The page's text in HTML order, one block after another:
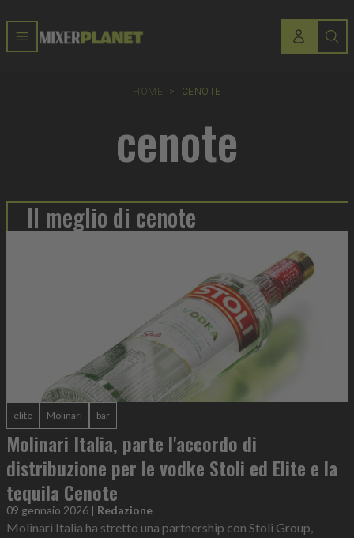
HOME > CENOTE
cenote
Il meglio di cenote
elite Molinari bar
Molinari Italia, parte l'accordo di
distribuzione per le vodke Stoli ed Elite e la
tequila Cenote
09 gennaio 2026 | Redazione
Molinari Italia ha stretto una partnership con Stoli Group,